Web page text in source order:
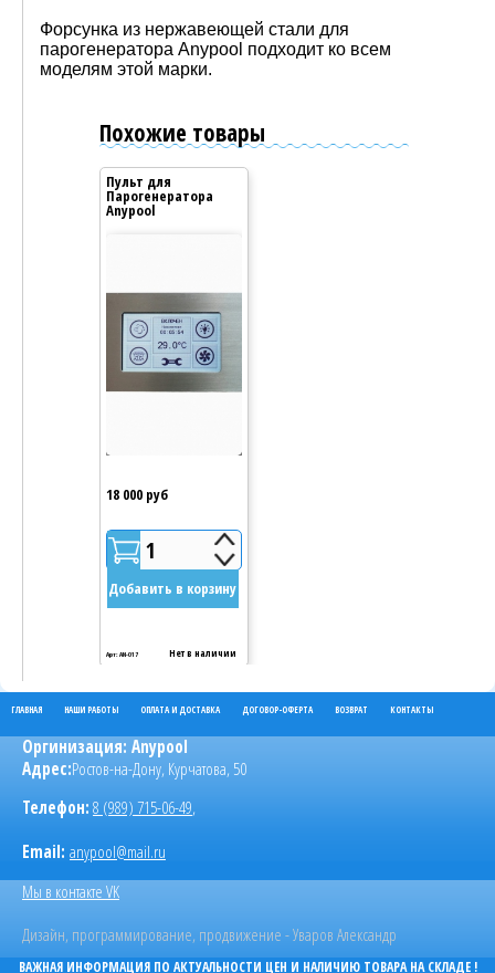
Форсунка из нержавеющей стали для
парогенератора Anypool подходит ко всем
моделям этой марки.
Похожие товары
Пульт для
Парогенератора
Anypool
18 000 руб
Добавить в корзину
1
Арт: AN-017 Нет в наличии
ГЛАВНАЯ НАШИ РАБОТЫ ОПЛАТА И ДОСТАВКА ДОГОВОР-ОФЕРТА ВОЗВРАТ КОНТАКТЫ
Оргинизация: Anypool
Адрес:Ростов-на-Дону, Курчатова, 50
Телефон:8 (989) 715-06-49,
Email: anypool@mail.ru
Мы в контакте VK
Дизайн, программирование, продвижение - Уваров Александр
ВАЖНАЯ ИНФОРМАЦИЯ ПО АКТУАЛЬНОСТИ ЦЕН И НАЛИЧИЮ ТОВАРА НА СКЛАДЕ !